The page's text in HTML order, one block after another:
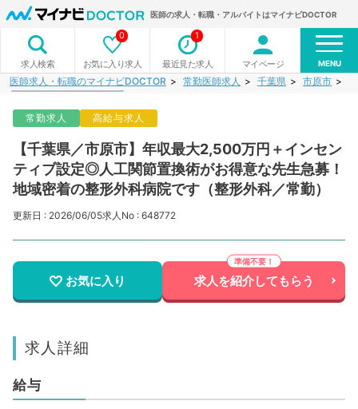
医師の求人・転職・アルバイトはマイナビDOCTOR
求人検索 お気に入り求人
0
最近見た求人
1
マイページ MENU
医師求人・転職のマイナビDOCTOR 常勤医師求人 千葉県 市原市
常勤求人 高給与求人
【千葉県／市原市】年収最大2,500万円＋インセン
ティブ設定◎人工関節置換術がお得意な先生急募！
地域密着の整形外科病院です（整形外科／常勤）
更新日 : 2026/06/05求人No : 648772
お気に入り 求人を紹介してもらう
求人詳細
給与